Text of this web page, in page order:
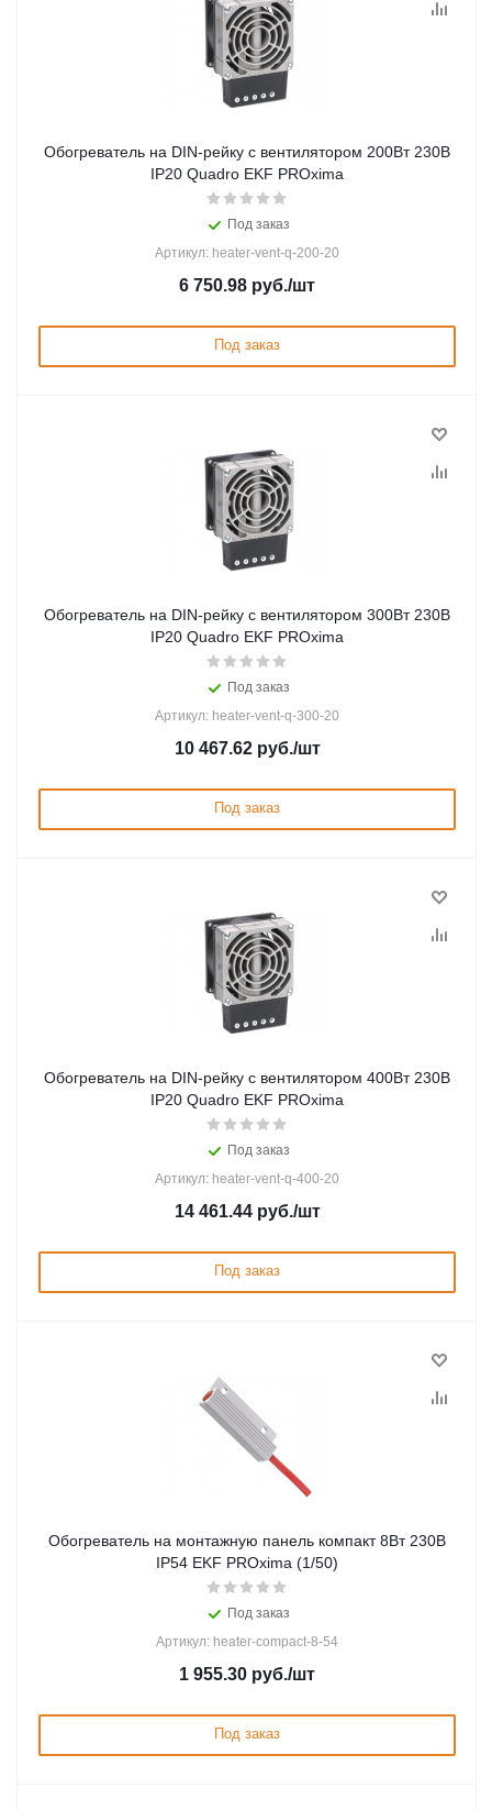
Обогреватель на DIN-рейку с вентилятором 200Вт 230В
IP20 Quadro EKF PROxima
Под заказ
Артикул: heater-vent-q-200-20
6 750.98 руб./шт
Под заказ
Обогреватель на DIN-рейку с вентилятором 300Вт 230В
IP20 Quadro EKF PROxima
Под заказ
Артикул: heater-vent-q-300-20
10 467.62руб./шт
Под заказ
Обогреватель на DIN-рейку с вентилятором 400Вт 230В
IP20 Quadro EKF PROxima
Под заказ
Артикул: heater-vent-q-400-20
14 461.44руб./шт
Под заказ
Обогреватель на монтажную панель компакт 8Вт 230В
IP54 EKF PROxima (1/50)
Под заказ
Артикул: heater-compact-8-54
1 955.30 руб./шт
Под заказ